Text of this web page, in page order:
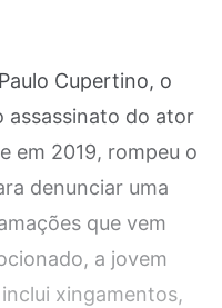
Cupertino, o
assassinato do ator
em 2019, rompeu o
denunciar uma
que vem
a jovem
xingamentos,